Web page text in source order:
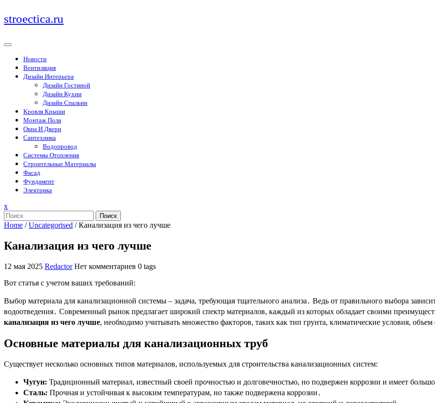
Перейти
к
stroectica.ru
Новости
Вентиляция
Дизайн Интерьера
Дизайн Гостиной
Дизайн Кухни
Дизайн Спальни
Кровля Крыши
Монтаж Пола
Окна И Двери
Сантехника
Водопровод
Системы Отопления
Строительные Материалы
Фасад
Фундамент
Электрика
xЗакрыть
меню
Поиск
Home /Uncategorised /Канализация из чего лучше
Канализация из чего лучше
12 мая 2025 Redactor Нет комментариев 0 tags
Вот статья с учетом ваших требований:
Выбор материала для канализационной системы – задача, требующая тщательного анализа․ Ведь от правильного выбора
водоотведения․ Современный рынок предлагает широкий спектр материалов, каждый из которых обладает своими
канализация из чего лучше, необходимо учитывать множество факторов, таких как тип грунта, климатические условия,
Основные материалы для канализационных труб
Существует несколько основных типов материалов, используемых для строительства канализационных систем:
Чугун: Традиционный материал, известный своей прочностью и долговечностью, но подвержен коррозии и имеет
Сталь: Прочная и устойчивая к высоким температурам, но также подвержена коррозии․